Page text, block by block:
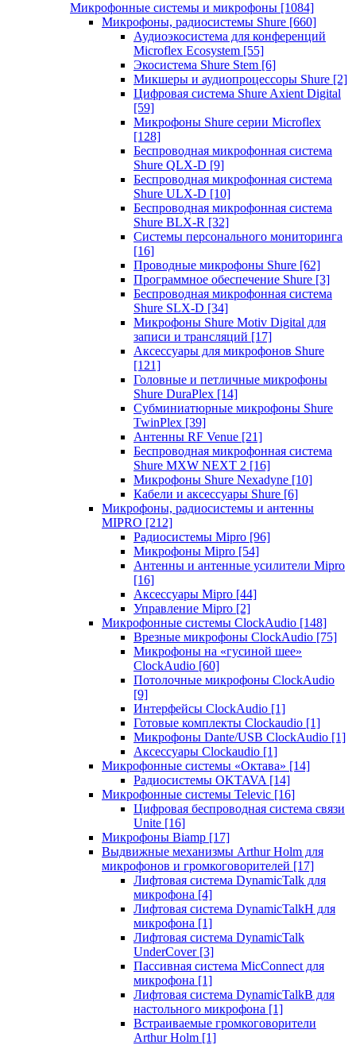
Микрофонные системы и микрофоны [1084]
Микрофоны, радиосистемы Shure [660]
Аудиоэкосистема для конференций
Microflex Ecosystem [55]
Экосистема Shure Stem [6]
Микшеры и аудиопроцессоры Shure [2]
Цифровая система Shure Axient Digital
[59]
Микрофоны Shure серии Microflex
[128]
Беспроводная микрофонная система
Shure QLX-D [9]
Беспроводная микрофонная система
Shure ULX-D [10]
Беспроводная микрофонная система
Shure BLX-R [32]
Системы персонального мониторинга
[16]
Проводные микрофоны Shure [62]
Программное обеспечение Shure [3]
Беспроводная микрофонная система
Shure SLX-D [34]
Микрофоны Shure Motiv Digital для
записи и трансляций [17]
Аксессуары для микрофонов Shure
[121]
Головные и петличные микрофоны
Shure DuraPlex [14]
Субминиатюрные микрофоны Shure
TwinPlex [39]
Антенны RF Venue [21]
Беспроводная микрофонная система
Shure MXW NEXT 2 [16]
Микрофоны Shure Nexadyne [10]
Кабели и аксессуары Shure [6]
Микрофоны, радиосистемы и антенны
MIPRO [212]
Радиосистемы Mipro [96]
Микрофоны Mipro [54]
Антенны и антенные усилители Mipro
[16]
Аксессуары Mipro [44]
Управление Mipro [2]
Микрофонные системы ClockAudio [148]
Врезные микрофоны ClockAudio [75]
Микрофоны на «гусиной шее»
ClockAudio [60]
Потолочные микрофоны ClockAudio
[9]
Интерфейсы ClockAudio [1]
Готовые комплекты Clockaudio [1]
Микрофоны Dante/USB ClockAudio [1]
Аксессуары Clockaudio [1]
Микрофонные системы «Октава» [14]
Радиосистемы OKTAVA [14]
Микрофонные системы Televic [16]
Цифровая беспроводная система связи
Unite [16]
Микрофоны Biamp [17]
Выдвижные механизмы Arthur Holm для
микрофонов и громкоговорителей [17]
Лифтовая система DynamicTalk для
микрофона [4]
Лифтовая система DynamicTalkH для
микрофона [1]
Лифтовая система DynamicTalk
UnderCover [3]
Пассивная система MicConnect для
микрофона [1]
Лифтовая система DynamicTalkB для
настольного микрофона [1]
Встраиваемые громкоговорители
Arthur Holm [1]